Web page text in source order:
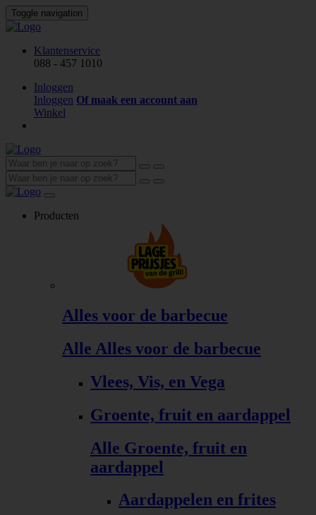
Toggle navigation
Klantenservice
088 - 457 1010
Inloggen
Inloggen Of maak een account aan
Winkel
Producten
Alles voor de barbecue
Alle Alles voor de barbecue
Vlees, Vis, en Vega
Groente, fruit en aardappel
Alle Groente, fruit en
aardappel
Aardappelen en frites